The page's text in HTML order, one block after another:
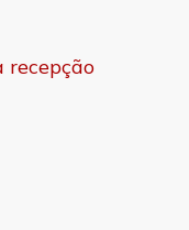
recepção